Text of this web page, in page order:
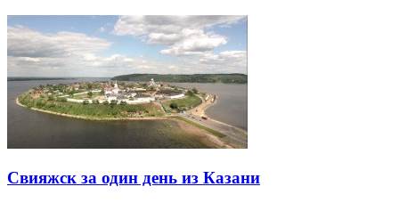
Свияжск за один день из Казани